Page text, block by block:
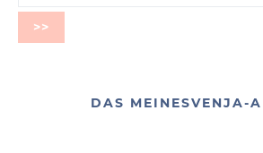
DAS MEINESVENJA-